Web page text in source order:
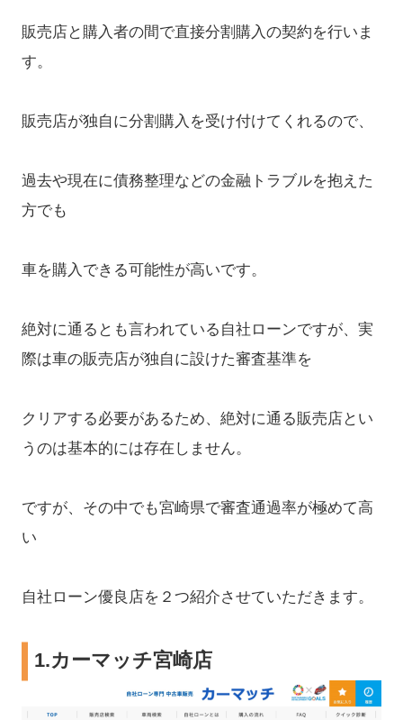
販売店と購入者の間で直接分割購入の契約を行いま
す。
販売店が独自に分割購入を受け付けてくれるので、
過去や現在に債務整理などの金融トラブルを抱えた
方でも
車を購入できる可能性が高いです。
絶対に通るとも言われている自社ローンですが、実
際は車の販売店が独自に設けた審査基準を
クリアする必要があるため、絶対に通る販売店とい
うのは基本的には存在しません。
ですが、その中でも宮崎県で審査通過率が極めて高
い
自社ローン優良店を２つ紹介させていただきます。
1.カーマッチ宮崎店